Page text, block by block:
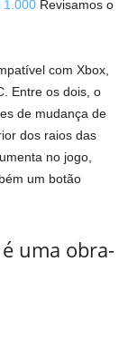
1.000 Revisamos o
com Xbox,
Entre os dois, o
de mudança de
dos raios das
no jogo,
um botão
uma obra-